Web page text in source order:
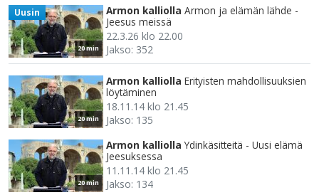
20 min
Uusin Armon kalliolla Armon ja elämän lähde -
Jeesus meissä
22.3.26 klo 22.00
Jakso: 352
20 min
Armon kalliolla Erityisten mahdollisuuksien
löytäminen
18.11.14 klo 21.45
Jakso: 135
20 min
Armon kalliolla Ydinkäsitteitä - Uusi elämä
Jeesuksessa
11.11.14 klo 21.45
Jakso: 134